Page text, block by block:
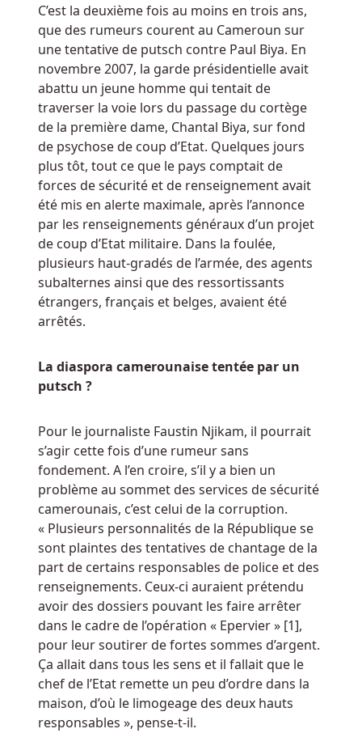
monde.
Revenus
Casinos
Bruxelles
Jack
Hammer
une
machine
sous
ligne
sur
thème
bande
dessinée
créée
par
l'un
des
développeurs
logiciels
plus
populaires,
Net
Entertainment.
Entreprise
C’est la deuxième fois au moins en trois ans,
que des rumeurs courent au Cameroun sur
une tentative de putsch contre Paul Biya. En
novembre 2007, la garde présidentielle avait
abattu un jeune homme qui tentait de
traverser la voie lors du passage du cortège
de la première dame, Chantal Biya, sur fond
de psychose de coup d’Etat. Quelques jours
plus tôt, tout ce que le pays comptait de
forces de sécurité et de renseignement avait
été mis en alerte maximale, après l’annonce
par les renseignements généraux d’un projet
de coup d’Etat militaire. Dans la foulée,
plusieurs haut-gradés de l’armée, des agents
subalternes ainsi que des ressortissants
étrangers, français et belges, avaient été
arrêtés.
La diaspora camerounaise tentée par un
putsch ?
Pour le journaliste Faustin Njikam, il pourrait
s’agir cette fois d’une rumeur sans
fondement. A l’en croire, s’il y a bien un
problème au sommet des services de sécurité
camerounais, c’est celui de la corruption.
« Plusieurs personnalités de la République se
sont plaintes des tentatives de chantage de la
part de certains responsables de police et des
renseignements. Ceux-ci auraient prétendu
avoir des dossiers pouvant les faire arrêter
dans le cadre de l’opération « Epervier » [1],
pour leur soutirer de fortes sommes d’argent.
Ça allait dans tous les sens et il fallait que le
chef de l’Etat remette un peu d’ordre dans la
maison, d’où le limogeage des deux hauts
responsables », pense-t-il.